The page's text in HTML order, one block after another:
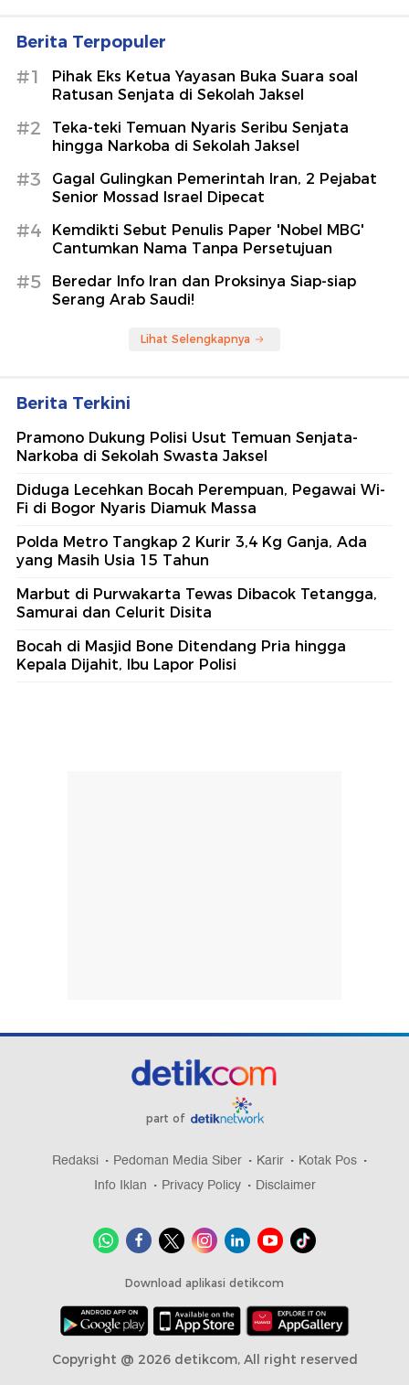
Berita Terpopuler
#1
Pihak Eks Ketua Yayasan Buka Suara soal
Ratusan Senjata di Sekolah Jaksel
#2
Teka-teki Temuan Nyaris Seribu Senjata
hingga Narkoba di Sekolah Jaksel
#3
Gagal Gulingkan Pemerintah Iran, 2 Pejabat
Senior Mossad Israel Dipecat
#4
Kemdikti Sebut Penulis Paper 'Nobel MBG'
Cantumkan Nama Tanpa Persetujuan
#5
Beredar Info Iran dan Proksinya Siap-siap
Serang Arab Saudi!
Lihat Selengkapnya
Berita Terkini
Pramono Dukung Polisi Usut Temuan Senjata-
Narkoba di Sekolah Swasta Jaksel
Diduga Lecehkan Bocah Perempuan, Pegawai Wi-
Fi di Bogor Nyaris Diamuk Massa
Polda Metro Tangkap 2 Kurir 3,4 Kg Ganja, Ada
yang Masih Usia 15 Tahun
Marbut di Purwakarta Tewas Dibacok Tetangga,
Samurai dan Celurit Disita
Bocah di Masjid Bone Ditendang Pria hingga
Kepala Dijahit, Ibu Lapor Polisi
part of
Redaksi Pedoman Media Siber Karir
Kotak Pos
Info Iklan
Privacy Policy Disclaimer
Download aplikasi detikcom
Copyright @ 2026 detikcom, All right reserved